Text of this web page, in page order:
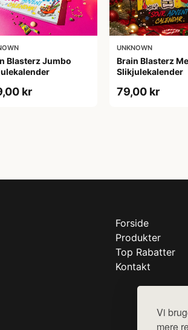
Vi
mere
Blasterz Jumbo
kr
UNKNOWN
Brain Blasterz
Slikjulekalender
79,00 kr
Forside
Produkter
Top Rabatter
Kontakt